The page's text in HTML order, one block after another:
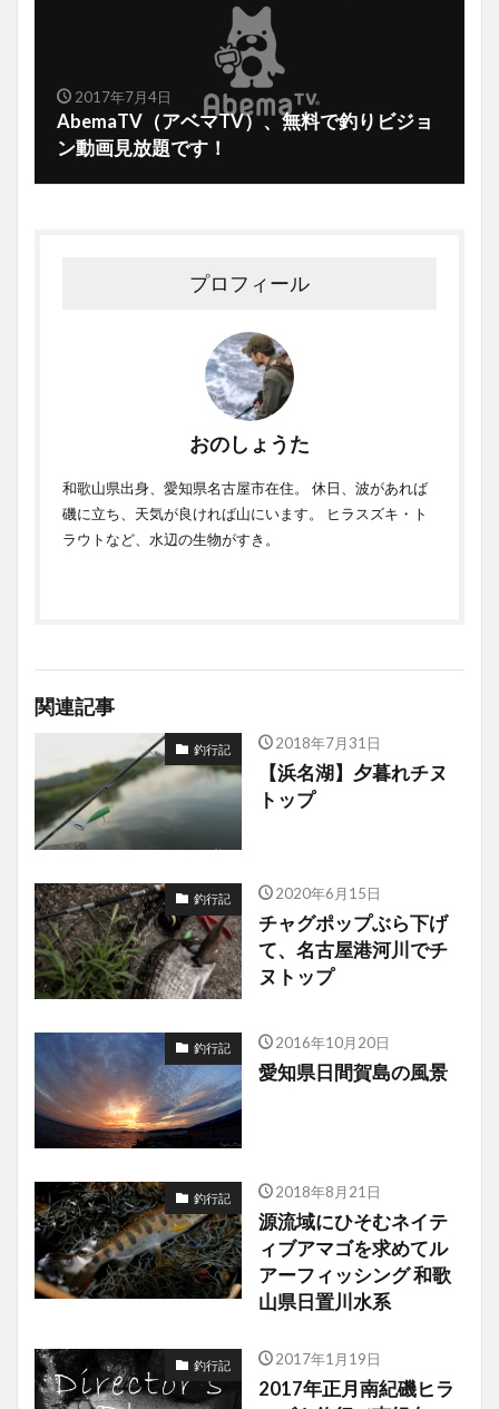
2017年7月4日
AbemaTV（アベマTV）、無料で釣りビジョ
ン動画見放題です！
プロフィール
おのしょうた
和歌山県出身、愛知県名古屋市在住。 休日、波があれば
磯に立ち、天気が良ければ山にいます。 ヒラスズキ・ト
ラウトなど、水辺の生物がすき。
関連記事
釣行記 2018年7月31日
【浜名湖】夕暮れチヌ
トップ
釣行記 2020年6月15日
チャグポップぶら下げ
て、名古屋港河川でチ
ヌトップ
釣行記 2016年10月20日
愛知県日間賀島の風景
釣行記 2018年8月21日
源流域にひそむネイテ
ィブアマゴを求めてル
アーフィッシング 和歌
山県日置川水系
釣行記 2017年1月19日
2017年正月南紀磯ヒラ